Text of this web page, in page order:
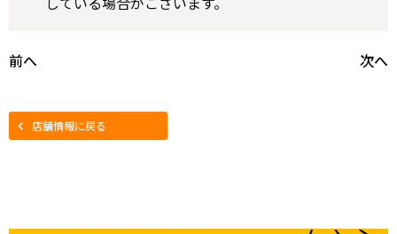
前へ 次へ
店舗情報に戻る